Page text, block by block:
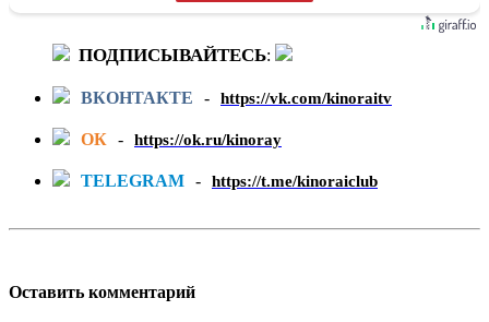
ПОДПИСЫВАЙТЕСЬ:
ВКОНТАКТЕ - https://vk.com/kinoraitv
ОК - https://ok.ru/kinoray
TELEGRAM - https://t.me/kinoraiclub
Оставить комментарий